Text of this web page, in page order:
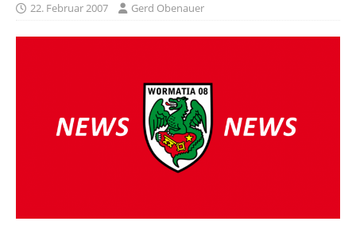
22. Februar 2007 Gerd Obenauer